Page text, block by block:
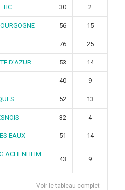
30 2
56 15
76 25
D’AZUR 53 14
40 9
52 13
32 4
EAUX 51 14
ACHENHEIM
43 9
Voir le tableau complet